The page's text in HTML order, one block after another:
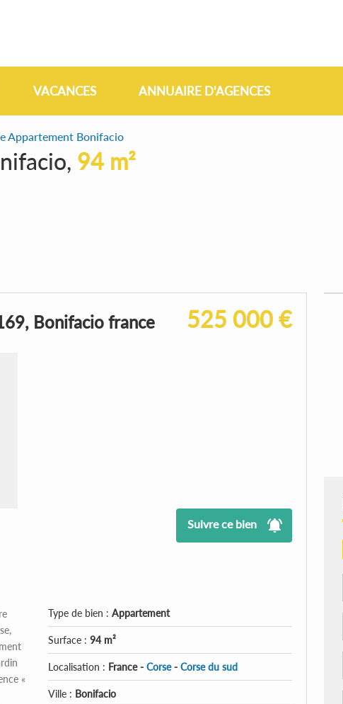
VACANCES ANNUAIRE D'AGENCES
Appartement Bonifacio
94 m²
Bonifacio france 525 000 €
Suivre ce bien
«
Type de bien :Appartement
Surface :94 m²
Localisation : France -Corse-Corse du sud
Ville : Bonifacio